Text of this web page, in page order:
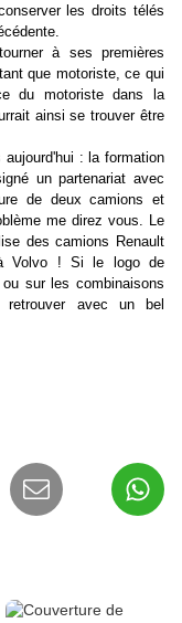
les droits télés
à ses premières
que motoriste, ce qui
du motoriste dans la
ainsi se trouver être
: la formation
un partenariat avec
de deux camions et
me direz vous. Le
des camions Renault
à Volvo ! Si le logo de
sur les combinaisons
avec un bel